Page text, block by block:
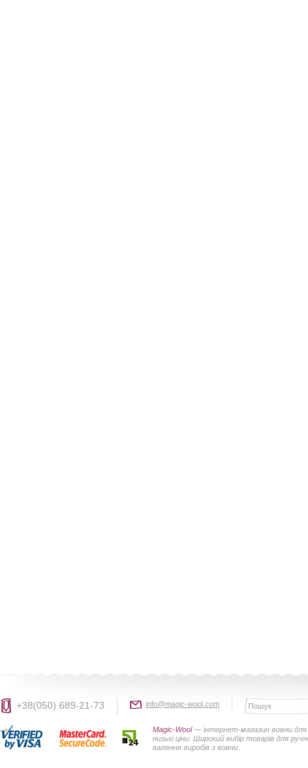
+38(050) 689-21-73 info@magic-wool.com
Magic-Wool— інтернет-магазин вовни
низькі ціни. Широкий вибір товарів для
валяння виробів з вовни.